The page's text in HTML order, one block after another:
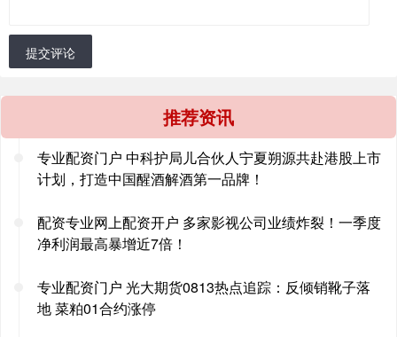
提交评论
推荐资讯
专业配资门户 中科护局儿合伙人宁夏朔源共赴港股上市
计划，打造中国醒酒解酒第一品牌！
配资专业网上配资开户 多家影视公司业绩炸裂！一季度
净利润最高暴增近7倍！
专业配资门户 光大期货0813热点追踪：反倾销靴子落
地 菜粕01合约涨停